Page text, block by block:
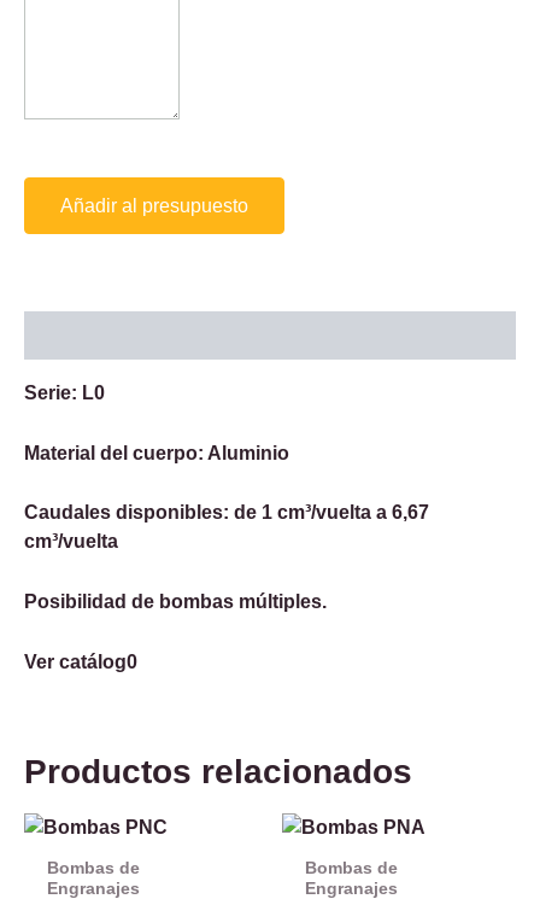
Añadir al presupuesto
Serie: L0
Material del cuerpo: Aluminio
Caudales disponibles: de 1 cm³/vuelta a 6,67
cm³/vuelta
Posibilidad de bombas múltiples.
Ver catálog0
Productos relacionados
Bombas de
Engranajes
Bombas de
Engranajes